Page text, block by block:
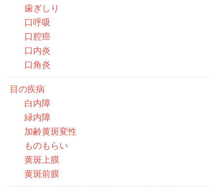
歯ぎしり
口呼吸
口腔癌
口内炎
口角炎
目の疾病
白内障
緑内障
加齢黄斑変性
ものもらい
黄斑上膜
黄斑前膜